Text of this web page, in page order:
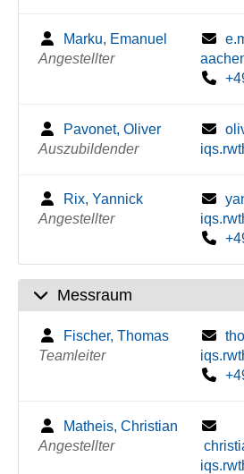
Marku, Emanuel
Angestellter
Pavonet, Oliver
Auszubildender
Rix, Yannick
Angestellter
Messraum
Fischer, Thomas
Teamleiter
Matheis, Christian
Angestellter